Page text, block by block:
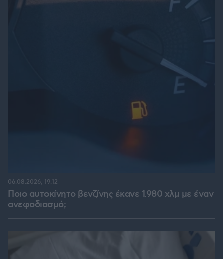
Ποιο αυτοκίνητο βενζίνης έκανε 1.980 χλμ με έναν
ανεφοδιασμό;
06.08.2026, 19:12